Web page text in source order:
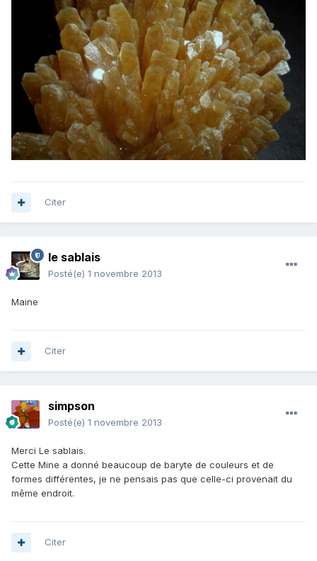
Citer
le sablais
Posté(e) 1 novembre 2013
Maine
Citer
simpson
Posté(e) 1 novembre 2013
Merci Le sablais.
Cette Mine a donné beaucoup de baryte de couleurs et de
formes différentes, je ne pensais pas que celle-ci provenait du
même endroit.
Citer